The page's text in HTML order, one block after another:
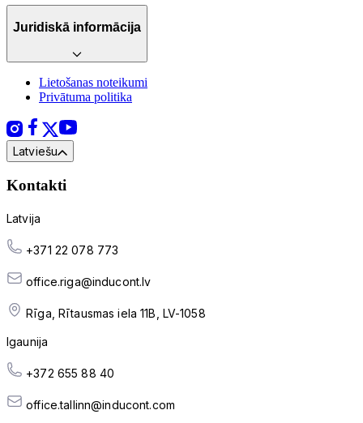
Juridiskā informācija
Lietošanas noteikumi
Privātuma politika
Latviešu
Kontakti
Latvija
+371 22 078 773
office.riga@inducont.lv
Rīga, Rītausmas iela 11B, LV-1058
Igaunija
+372 655 88 40
office.tallinn@inducont.com